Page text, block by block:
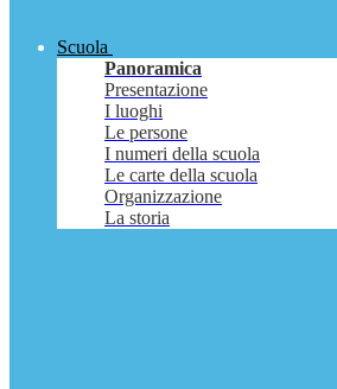
Scuola
Panoramica
Presentazione
I luoghi
Le persone
I numeri della scuola
Le carte della scuola
Organizzazione
La storia